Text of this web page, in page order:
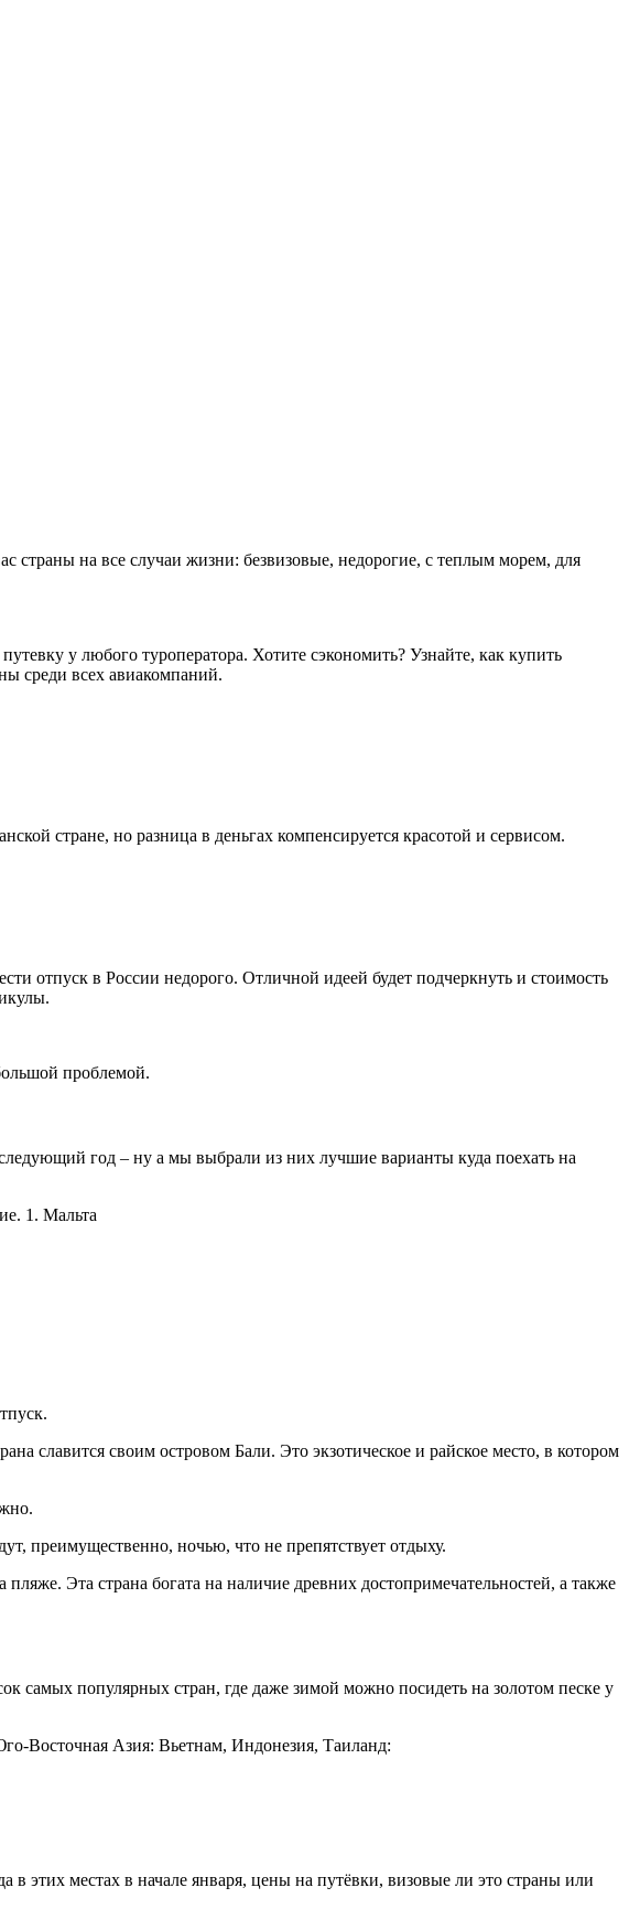
на все случаи жизни: безвизовые, недорогие, с теплым морем, для
у любого туроператора. Хотите сэкономить? Узнайте, как купить
среди всех авиакомпаний.
стране, но разница в деньгах компенсируется красотой и сервисом.
отпуск в России недорого. Отличной идеей будет подчеркнуть и стоимость
проблемой.
год – ну а мы выбрали из них лучшие варианты куда поехать на
1. Мальта
славится своим островом Бали. Это экзотическое и райское место, в котором
преимущественно, ночью, что не препятствует отдыху.
Эта страна богата на наличие древних достопримечательностей, а также
самых популярных стран, где даже зимой можно посидеть на золотом песке у
Восточная Азия: Вьетнам, Индонезия, Таиланд:
этих местах в начале января, цены на путёвки, визовые ли это страны или